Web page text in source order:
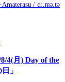
/ˈɑː.mə.tə
4(月) Day of the
」